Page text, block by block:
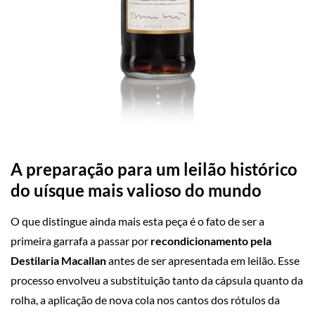
A preparação para um leilão histórico
do uísque mais valioso do mundo
O que distingue ainda mais esta peça é o fato de ser a
primeira garrafa a passar por recondicionamento pela
Destilaria Macallanantes de ser apresentada em leilão. Esse
processo envolveu a substituição tanto da cápsula quanto da
rolha, a aplicação de nova cola nos cantos dos rótulos da